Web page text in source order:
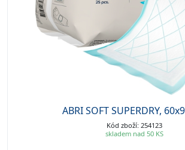
ABRI SOFT SUPERDRY,
Kód zboží: 254123
skladem nad 50 KS